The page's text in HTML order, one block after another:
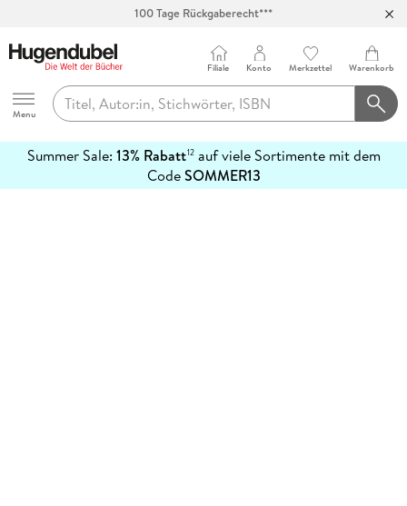
100 Tage Rückgaberecht***
Hugendubel
Menu
Filiale Konto Merkzettel Warenkorb
Summer Sale: 13% Rabatt12auf viele Sortimente mit dem
CodeSOMMER13
erfahren